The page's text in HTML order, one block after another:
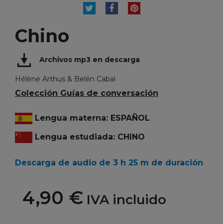
TUITEARCOMPARTIR
PINTEREST
Chino
Archivos mp3 en descarga
Hélène Arthus & Belén Cabal
Colección Guías de conversación
Lengua materna: ESPAÑOL
Lengua estudiada: CHINO
Descarga de audio de 3 h 25 m de duración
4,90 € IVA incluido